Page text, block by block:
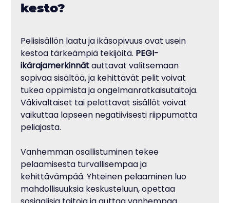
kesto?
Pelisisällön laatu ja ikäsopivuus ovat usein
kestoa tärkeämpiä tekijöitä. PEGI-
ikärajamerkinnät auttavat valitsemaan
sopivaa sisältöä, ja kehittävät pelit voivat
tukea oppimista ja ongelmanratkaisutaitoja.
Väkivaltaiset tai pelottavat sisällöt voivat
vaikuttaa lapseen negatiivisesti riippumatta
peliajasta.
Vanhemman osallistuminen tekee
pelaamisesta turvallisempaa ja
kehittävämpää. Yhteinen pelaaminen luo
mahdollisuuksia keskusteluun, opettaa